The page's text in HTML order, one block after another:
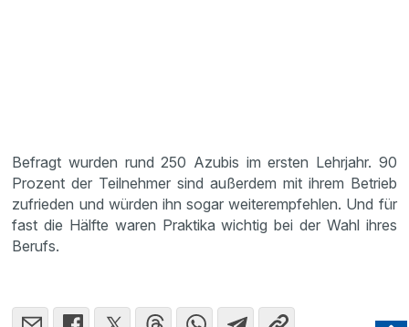
Befragt wurden rund 250 Azubis im ersten Lehrjahr. 90
Prozent der Teilnehmer sind außerdem mit ihrem Betrieb
zufrieden und würden ihn sogar weiterempfehlen. Und für
fast die Hälfte waren Praktika wichtig bei der Wahl ihres
Berufs.